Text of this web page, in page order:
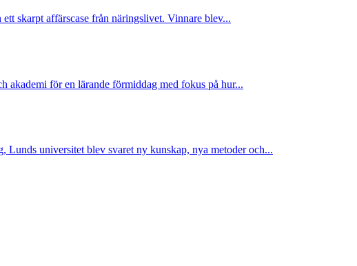
skarpt affärscase från näringslivet. Vinnare blev...
för en lärande förmiddag med fokus på hur...
universitet blev svaret ny kunskap, nya metoder och...